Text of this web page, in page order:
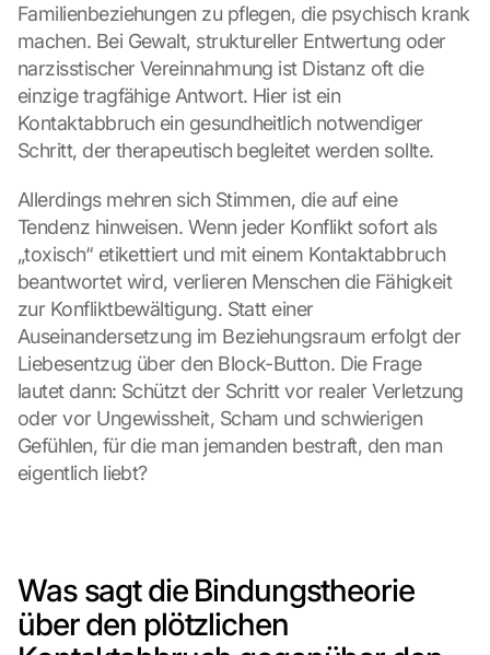
Familienbeziehungen zu pflegen, die psychisch krank
machen. Bei Gewalt, struktureller Entwertung oder
narzisstischer Vereinnahmung ist Distanz oft die
einzige tragfähige Antwort. Hier ist ein
Kontaktabbruch ein gesundheitlich notwendiger
Schritt, der therapeutisch begleitet werden sollte.
Allerdings mehren sich Stimmen, die auf eine
Tendenz hinweisen. Wenn jeder Konflikt sofort als
„toxisch“ etikettiert und mit einem Kontaktabbruch
beantwortet wird, verlieren Menschen die Fähigkeit
zur Konfliktbewältigung. Statt einer
Auseinandersetzung im Beziehungsraum erfolgt der
Liebesentzug über den Block-Button. Die Frage
lautet dann: Schützt der Schritt vor realer Verletzung
oder vor Ungewissheit, Scham und schwierigen
Gefühlen, für die man jemanden bestraft, den man
eigentlich liebt?
Was sagt die Bindungstheorie
über den plötzlichen